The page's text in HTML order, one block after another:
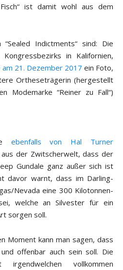
ist damit wohl aus dem
Indictments“ sind: Die
in Kalifornien,
21. Dezember 2017 ein Foto,
Ortheseträgerin (hergestellt
Modemarke “Reiner zu Fall“)
ebenfalls von Hal Turner
der Zwitscherwelt, dass der
Gundale ganz außer sich ist
davor warnt, dass im Darling-
Nevada eine 300 Kilotonnen-
welche an Silvester für ein
sorgen soll.
Moment kann man sagen, dass
offenbar auch sein soll. Die
vollkommen